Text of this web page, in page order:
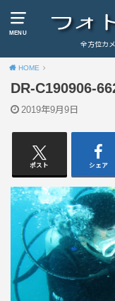
MENU
全方位カ
HOME
DR-C190906-
2019年9月9日
ポスト シェア